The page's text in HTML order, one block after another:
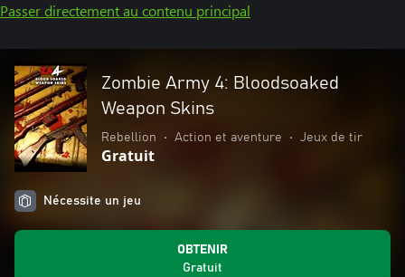
Passer directement au contenu principal
Zombie Army 4: Bloodsoaked
Weapon Skins
Rebellion • Action et aventure • Jeux de tir
Gratuit
Nécessite un jeu
OBTENIR
Gratuit